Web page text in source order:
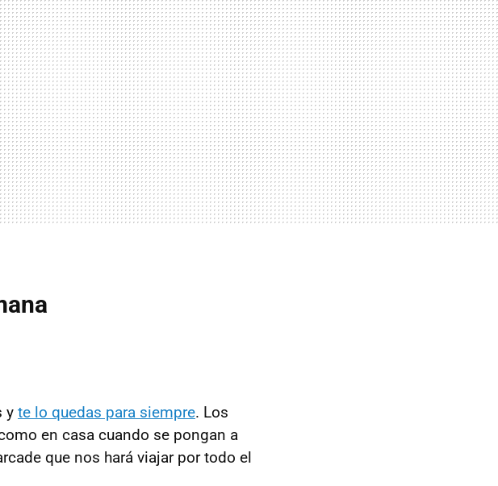
y te lo quedas para siempre. Los
en casa cuando se pongan a
que nos hará viajar por todo el